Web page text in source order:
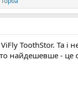
ToothStor. Та і
найдешевше - це